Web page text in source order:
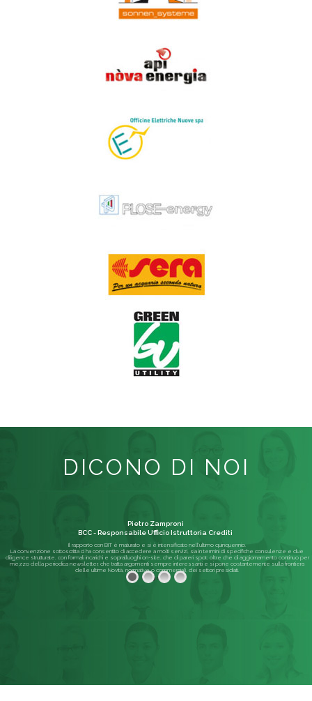
DICONO DI NOI
Il rapporto con BIT è maturato e si è intensificato nell'ultimo quinquennio.
La convenzione sottoscritta ci ha consentito di accedere a molti servizi, sia in termini di specifiche consulenze e due
diligence strutturate, con formali incarichi e sopralluoghi on-site, che di pareri spot; oltre che di aggiornamento continuo per
mezzo della periodica newsletter, che tratta argomenti sempre interessanti e si pone costantemente sulla frontiera
delle ultime Novità, normative o commerciali, dei settori presidiati.
Pietro Zamproni
BCC - Responsabile Ufficio Istruttoria Crediti
Leggi di più